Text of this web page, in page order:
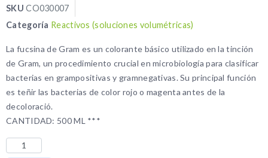
SKUCO030007
Categoría Reactivos (soluciones volumétricas)
La fucsina de Gram es un colorante básico utilizado en la tinción
de Gram, un procedimiento crucial en microbiología para clasificar
bacterias en grampositivas y gramnegativas. Su principal función
es teñir las bacterias de color rojo o magenta antes de la
decoloració.
CANTIDAD: 500 ML ***